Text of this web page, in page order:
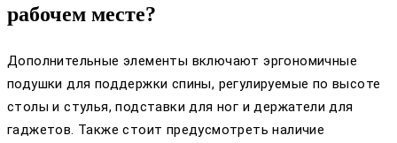
рабочем месте?
Дополнительные элементы включают эргономичные
подушки для поддержки спины, регулируемые по высоте
столы и стулья, подставки для ног и держатели для
гаджетов. Также стоит предусмотреть наличие